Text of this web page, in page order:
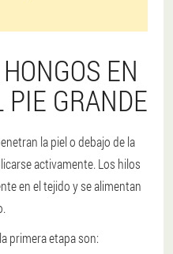
EN
PIE GRANDE
la piel o debajo de la
activamente. Los hilos
en el tejido y se alimentan
primera etapa son: